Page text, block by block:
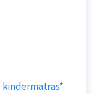
kindermatras*